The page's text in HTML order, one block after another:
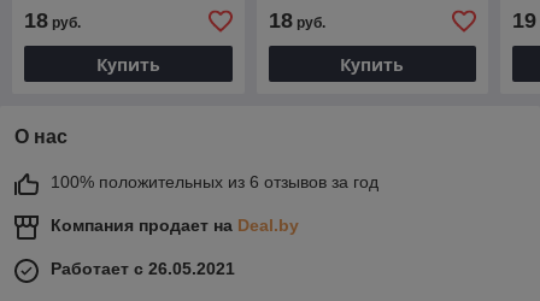
18 руб.
Купить
18руб.
Купить
19
О нас
100% положительных из 6 отзывов за год
Компания продает на Deal.by
Работает с 26.05.2021